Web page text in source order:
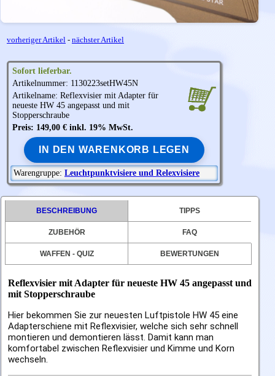
vorheriger Artikel - nächster Artikel
Sofort lieferbar.
Artikelnummer: 1130223setHW45N
Artikelname: Reflexvisier mit Adapter für
neueste HW 45 angepasst und mit
Stopperschraube
Preis: 149,00 € inkl. 19% MwSt.
IN DEN WARENKORB LEGEN
Warengruppe: Leuchtpunktvisiere und Relexvisiere
BESCHREIBUNG TIPPS
ZUBEHÖR FAQ
WAFFEN - QUIZ BEWERTUNGEN
Reflexvisier mit Adapter für neueste HW 45 angepasst und
mit Stopperschraube
Hier bekommen Sie zur neuesten Luftpistole HW 45 eine
Adapterschiene mit Reflexvisier, welche sich sehr schnell
montieren und demontieren lässt. Damit kann man
komfortabel zwischen Reflexvisier und Kimme und Korn
wechseln.